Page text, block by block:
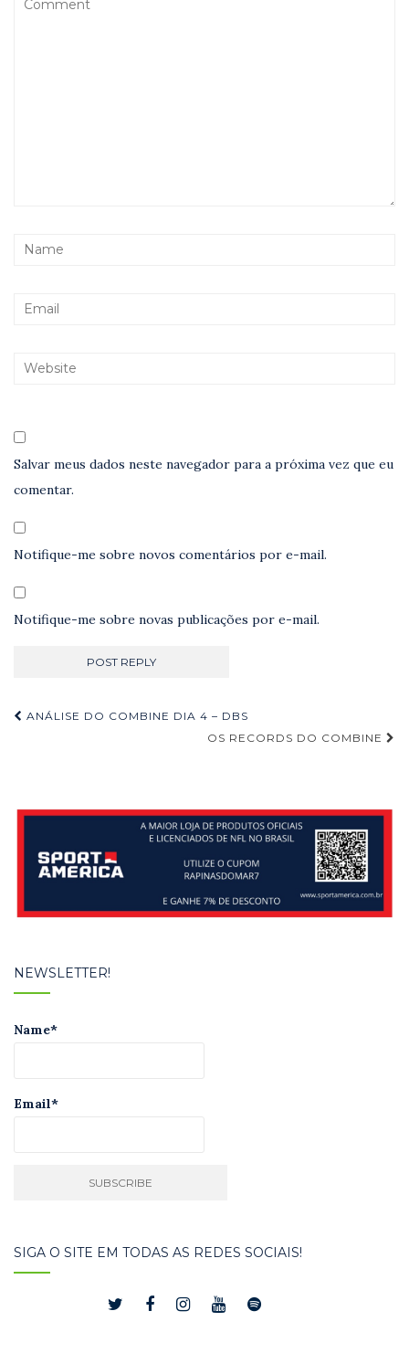
Salvar meus dados neste navegador para a próxima vez que eu
comentar.
Notifique-me sobre novos comentários por e-mail.
Notifique-me sobre novas publicações por e-mail.
Navegação
ANÁLISE DO COMBINE DIA 4 – DBS
OS RECORDS DO COMBINE
NEWSLETTER!
Name*
Email*
SIGA O SITE EM TODAS AS REDES SOCIAIS!